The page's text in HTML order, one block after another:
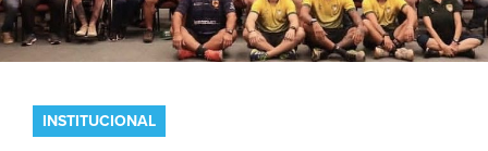
INSTITUCIONAL